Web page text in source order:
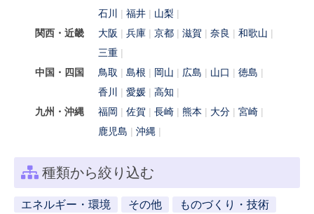
石川
福井
山梨
関西・近畿
大阪 兵庫 京都 滋賀 奈良
和歌山
三重
中国・四国
鳥取 島根 岡山 広島 山口
徳島
香川
愛媛
高知
九州・沖縄
福岡 佐賀 長崎 熊本 大分
宮崎
鹿児島
沖縄
種類から絞り込む
エネルギー・環境 その他
ものづくり・技術